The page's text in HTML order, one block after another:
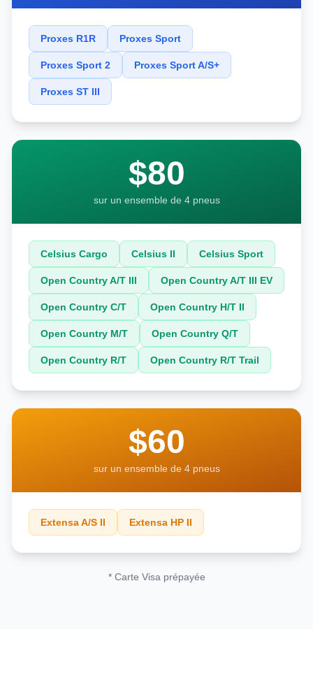
Proxes R1R Proxes Sport
Proxes Sport 2 Proxes Sport A/S+
Proxes ST III
$80
sur un ensemble de 4 pneus
Celsius Cargo Celsius II Celsius Sport
Open Country A/T III Open Country A/T III EV
Open Country C/T Open Country H/T II
Open Country M/T Open Country Q/T
Open Country R/T Open Country R/T Trail
$60
sur un ensemble de 4 pneus
Extensa A/S II Extensa HP II
* Carte Visa prépayée